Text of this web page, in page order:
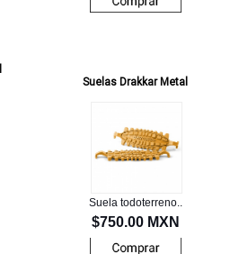
Suelas Drakkar Metal
Suela todoterreno..
$750.00 MXN